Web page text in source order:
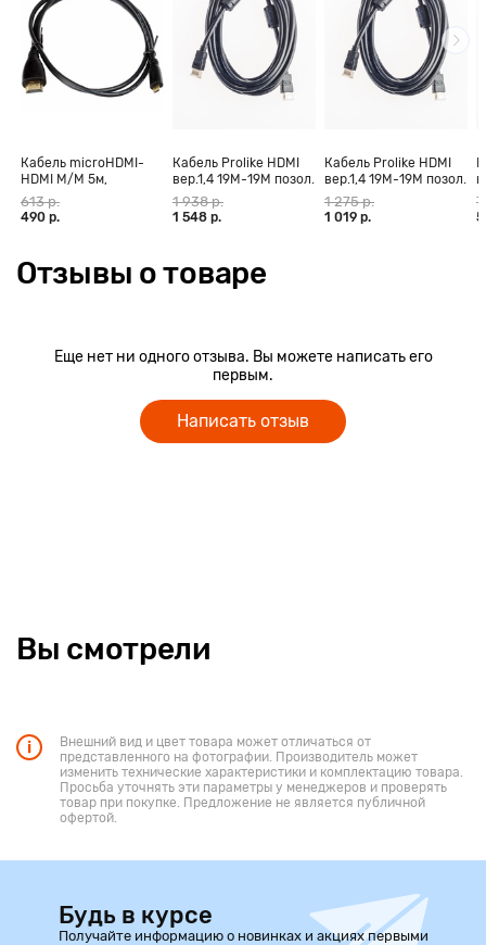
Кабель microHDMI-
HDMI M/M 5м,
позолоченные
контакты Blister box
613 р.
490 р.
Кабель Prolike HDMI
вер.1,4 19М-19М позол.
конт., ферритовые
кольца, 30 м
1 938 р.
1 548 р.
Кабель Prolike HDMI
вер.1,4 19М-19М позол.
конт., ферритовые
кольца, 20 м
1 275 р.
1 019 р.
Отзывы о товаре
Еще нет ни одного отзыва. Вы можете написать его
первым.
Написать отзыв
Вы смотрели
Внешний вид и цвет товара может отличаться от
представленного на фотографии. Производитель может
изменить технические характеристики и комплектацию товара.
Просьба уточнять эти параметры у менеджеров и проверять
товар при покупке. Предложение не является публичной
офертой.
Будь в курсе
Получайте информацию о новинках и акциях первыми